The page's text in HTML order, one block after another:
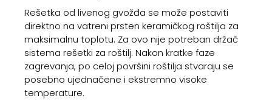
Rešetka od livenog gvožđa se može postaviti
direktno na vatreni prsten keramičkog roštilja za
maksimalnu toplotu. Za ovo nije potreban držač
sistema rešetki za roštilj. Nakon kratke faze
zagrevanja, po celoj površini roštilja stvaraju se
posebno ujednačene i ekstremno visoke
temperature.